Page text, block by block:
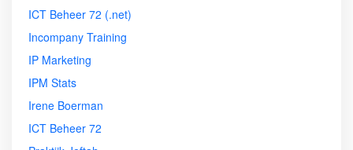
ICT Beheer 72 (.net)
Incompany Training
IP Marketing
IPM Stats
Irene Boerman
ICT Beheer 72